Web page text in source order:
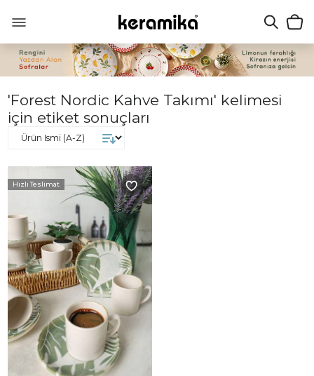
'Forest Nordic Kahve Takımı' kelimesi
için etiket sonuçları
Hızlı Teslimat